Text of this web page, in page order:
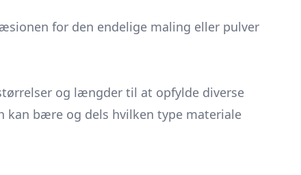
for den endelige maling eller pulver
og længder til at opfylde diverse
kan bære og dels hvilken type materiale